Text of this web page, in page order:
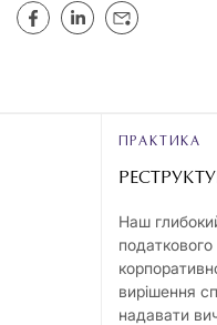
ПРАКТИКА
Наш
податкового
вирішення
надавати